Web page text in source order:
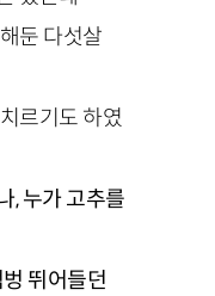
둔 다섯살
르기도 하였
, 누가 고추를
뛰어들던